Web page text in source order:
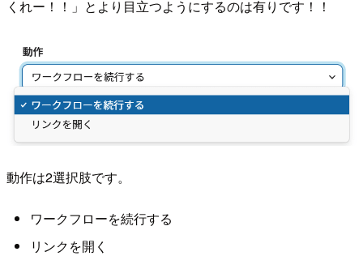
くれー！！」とより目立つようにするのは有りです！！
動作は2選択肢です。
ワークフローを続行する
リンクを開く